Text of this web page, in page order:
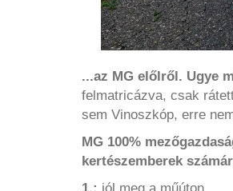
...az MG előlről. Ugye
felmatricázva, csak
sem Vinoszkóp, erre
MG 100%
kertészemberek